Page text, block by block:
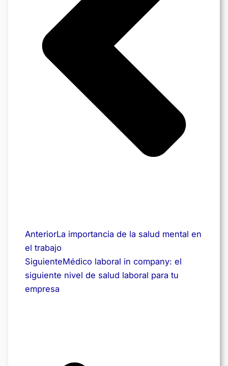
AnteriorLa importancia de la salud mental en
el trabajo
SiguienteMédico laboral in company: el
siguiente nivel de salud laboral para tu
empresa